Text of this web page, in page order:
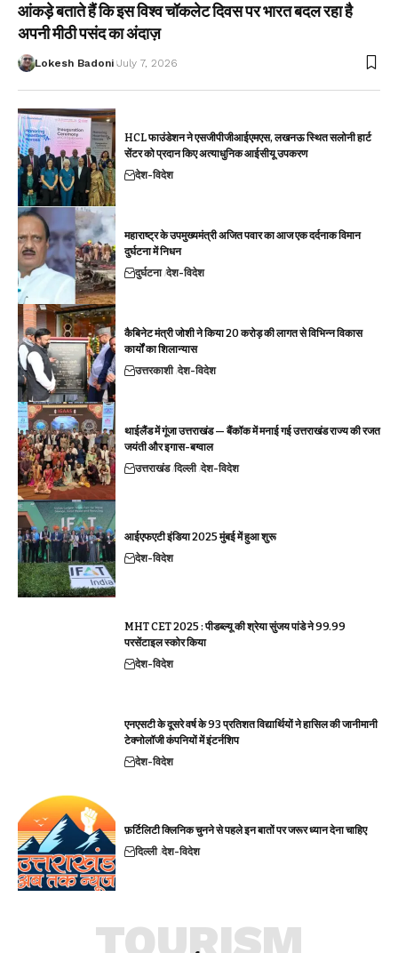
आंकड़े बताते हैं कि इस विश्व चॉकलेट दिवस पर भारत बदल रहा है
अपनी मीठी पसंद का अंदाज़
Lokesh Badoni July 7, 2026
HCL फाउंडेशन ने एसजीपीजीआईएमएस, लखनऊ स्थित सलोनी हार्ट
सेंटर को प्रदान किए अत्याधुनिक आईसीयू उपकरण
देश-विदेश
महाराष्ट्र के उपमुख्यमंत्री अजित पवार का आज एक दर्दनाक विमान
दुर्घटना में निधन
दुर्घटना देश-विदेश
कैबिनेट मंत्री जोशी ने किया 20 करोड़ की लागत से विभिन्न विकास
कार्यों का शिलान्यास
उत्तरकाशी देश-विदेश
थाईलैंड में गूंजा उत्तराखंड — बैंकॉक में मनाई गई उत्तराखंड राज्य की रजत
जयंती और इगास-बग्वाल
उत्तराखंड दिल्ली देश-विदेश
आईएफएटी इंडिया 2025 मुंबई में हुआ शुरू
देश-विदेश
MHT CET 2025 : पीडब्ल्यू की श्रेया सुंजय पांडे ने 99.99
परसेंटाइल स्कोर किया
देश-विदेश
एनएसटी के दूसरे वर्ष के 93 प्रतिशत विद्यार्थियों ने हासिल की जानीमानी
टेक्नोलॉजी कंपनियों में इंटर्नशिप
देश-विदेश
फ़र्टिलिटी क्लिनिक चुनने से पहले इन बातों पर जरूर ध्यान देना चाहिए
दिल्ली देश-विदेश
TOURISM